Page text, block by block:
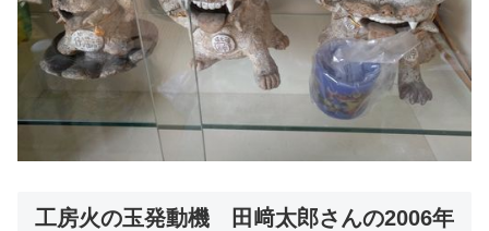
工房火の玉発動機 田﨑太郎さんの2006年